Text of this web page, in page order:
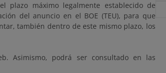
plazo máximo legalmente establecido de
del anuncio en el BOE (TEU), para que
también dentro de este mismo plazo, los
Asimismo, podrá ser consultado en las